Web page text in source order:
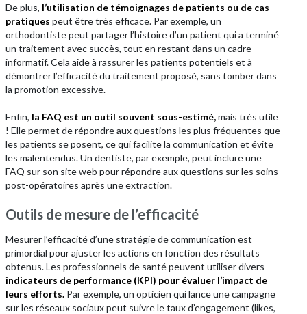
De plus, l’utilisation de témoignages de patients ou de cas
pratiques peut être très efficace. Par exemple, un
orthodontiste peut partager l’histoire d’un patient qui a terminé
un traitement avec succès, tout en restant dans un cadre
informatif. Cela aide à rassurer les patients potentiels et à
démontrer l’efficacité du traitement proposé, sans tomber dans
la promotion excessive.
Enfin, la FAQ est un outil souvent sous-estimé,mais très utile
! Elle permet de répondre aux questions les plus fréquentes que
les patients se posent, ce qui facilite la communication et évite
les malentendus. Un dentiste, par exemple, peut inclure une
FAQ sur son site web pour répondre aux questions sur les soins
post-opératoires après une extraction.
Outils de mesure de l’efficacité
Mesurer l’efficacité d’une stratégie de communication est
primordial pour ajuster les actions en fonction des résultats
obtenus. Les professionnels de santé peuvent utiliser divers
indicateurs de performance (KPI) pour évaluer l’impact de
leurs efforts.Par exemple, un opticien qui lance une campagne
sur les réseaux sociaux peut suivre le taux d’engagement (likes,